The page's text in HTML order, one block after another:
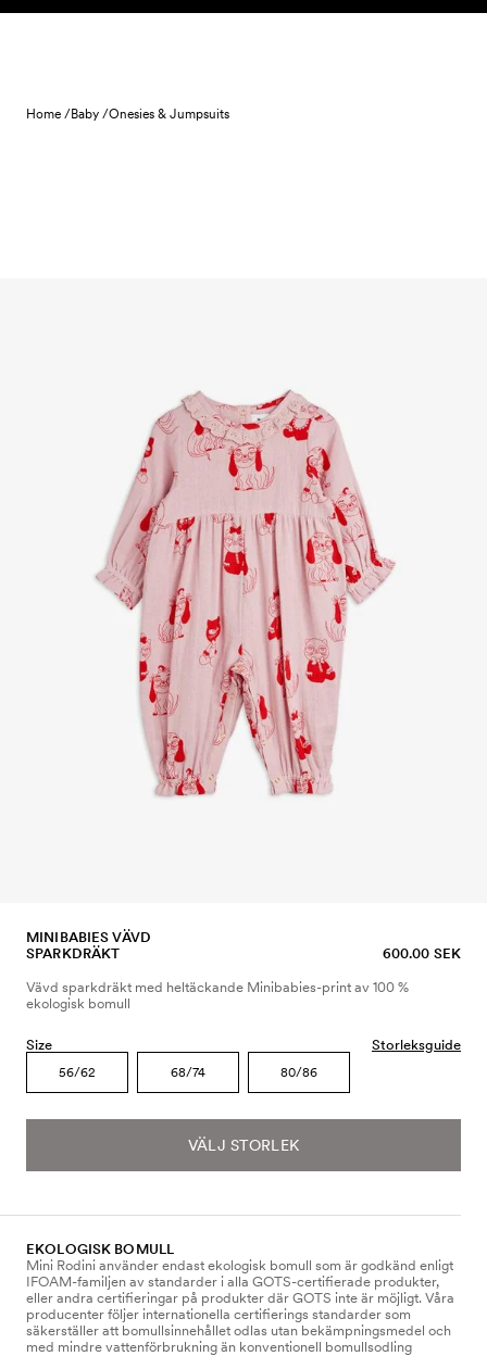
Skip to content
Home /Baby /Onesies & Jumpsuits
MINIBABIES VÄVD
SPARKDRÄKT
600.00 SEK
Vävd sparkdräkt med heltäckande Minibabies-print av 100 %
ekologisk bomull
Size Storleksguide
56/62 68/74 80/86
VÄLJ STORLEK
EKOLOGISK BOMULL
Mini Rodini använder endast ekologisk bomull som är godkänd enligt
IFOAM-familjen av standarder i alla GOTS-certifierade produkter,
eller andra certifieringar på produkter där GOTS inte är möjligt. Våra
producenter följer internationella certifierings standarder som
säkerställer att bomullsinnehållet odlas utan bekämpningsmedel och
med mindre vattenförbrukning än konventionell bomullsodling